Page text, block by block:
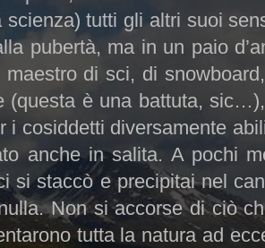
scienza) tutti gli altri suoi
pubertà, ma in un paio
maestro di sci, di
(questa è una battuta,
i cosiddetti diversamente
anche in salita. A pochi
si staccò e precipitai nel
Non si accorse di ciò
tutta la natura ad